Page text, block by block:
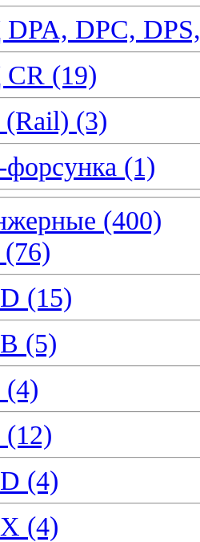
DPC,
(19)
(3)
(1)
(400)
(15)
(5)
(4)
(4)